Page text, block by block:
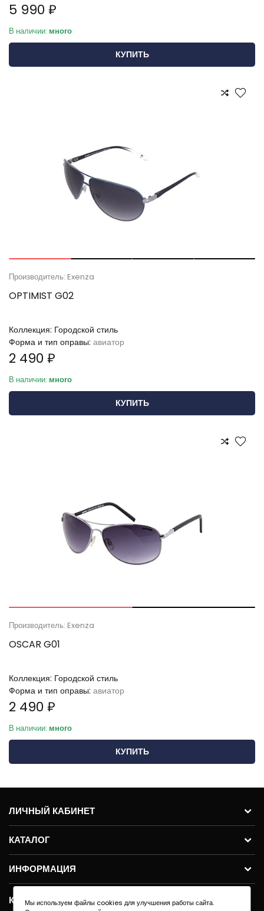
5 990 ₽
В наличии: много
КУПИТЬ
Производитель: Exenza
OPTIMIST G02
Коллекция: Городской стиль
Форма и тип оправы: авиатор
2 490 ₽
В наличии: много
КУПИТЬ
Производитель: Exenza
OSCAR G01
Коллекция: Городской стиль
Форма и тип оправы: авиатор
2 490 ₽
В наличии: много
КУПИТЬ
ЛИЧНЫЙ КАБИНЕТ
КАТАЛОГ
ИНФОРМАЦИЯ
КОНТАКТЫ
Мы используем файлы cookies для улучшения работы сайта.